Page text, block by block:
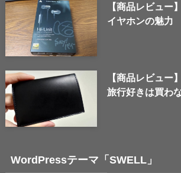
【商品レビュー
イヤホンの魅力
【商品レビュー
旅行好きは買わ
WordPressテーマ「SWELL」